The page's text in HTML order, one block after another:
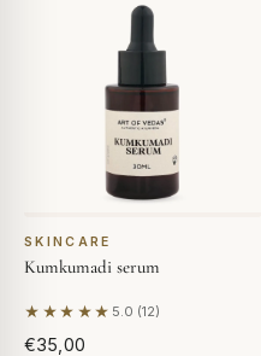
SKINCARE
Kumkumadi serum
★★★★★ 5.0 (12)
Na temelju 12 recenzija
€35,00